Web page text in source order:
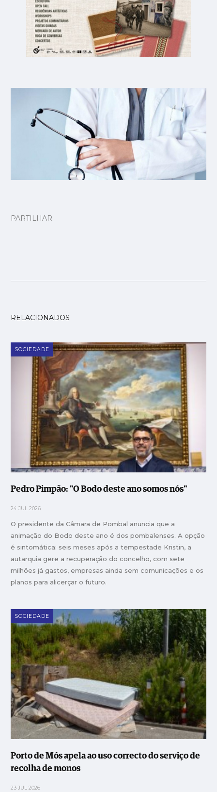
PARTILHAR
RELACIONADOS
SOCIEDADE
Pedro Pimpão: "O Bodo deste ano somos nós"
24 JUL 2026
O presidente da Câmara de Pombal anuncia que a
animação do Bodo deste ano é dos pombalenses. A opção
é sintomática: seis meses após a tempestade Kristin, a
autarquia gere a recuperação do concelho, com sete
milhões já gastos, empresas ainda sem comunicações e os
planos para alicerçar o futuro.
SOCIEDADE
Porto de Mós apela ao uso correcto do serviço de
recolha de monos
23 JUL 2026